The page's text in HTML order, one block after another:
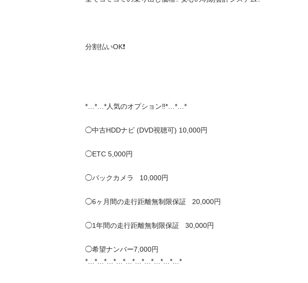
分割払いOK❗️
*…*…*人気のオプション‼️*…*…*
◯中古HDDナビ (DVD視聴可) 10,000円
◯ETC 5,000円
◯バックカメラ   10,000円
◯6ヶ月間の走行距離無制限保証   20,000円
◯1年間の走行距離無制限保証   30,000円
◯希望ナンバー7,000円
*…*…*…*…*…*…*…*…*…*…*